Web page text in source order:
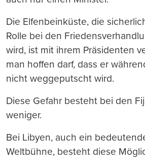
Die Elfenbeinküste, die
Rolle bei den
wird, ist mit ihrem Präsidenten
man hoffen darf, dass er
nicht weggeputscht wird.
Diese Gefahr besteht bei den
weniger.
Bei Libyen, auch ein
Weltbühne, besteht diese